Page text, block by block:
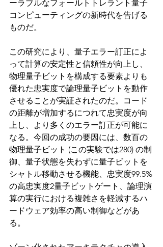
ーラブルなフォールトトレラント量子
コンピューティングの新時代を告げる
ものだ。
この研究により、量子エラー訂正によ
って計算の安定性と信頼性が向上し、
物理量子ビットを構成する要素よりも
優れた忠実度で論理量子ビットを動作
させることが実証されたのだ。コード
の距離が増加するにつれて忠実度が向
上し、より多くのエラー訂正が可能に
なる。今回の成功の要因には、数百の
物理量子ビット (この実験では280) の制
御、量子状態を失わずに量子ビットを
シャトル移動させる機能、忠実度99.5%
の高忠実度2量子ビットゲート、論理演
算の実行における複雑さを軽減するハ
ードウェア効率の高い制御などがあ
る。